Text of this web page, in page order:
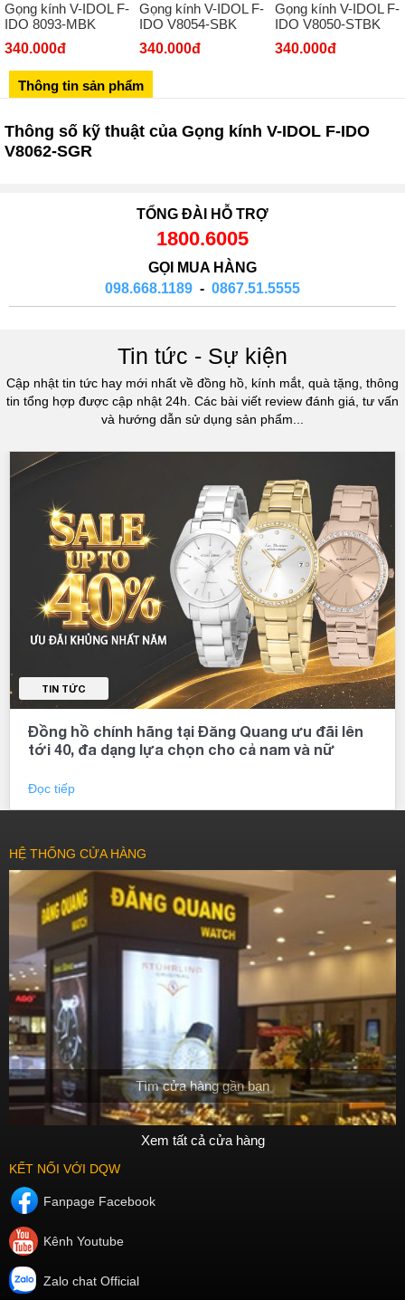
Số 273 Nguyễn Văn Cừ - Long Biên - Hà Nội
02439392490
034 629 9090
Xá, Gia Lâm, Thành phố Hà Nội
Gọng kính V-IDOL F-
IDO 8093-MBK
340.000đ
Gọng kính V-IDOL F-
IDO V8054-SBK
340.000đ
Gọng kính V-IDOL F-
IDO V8050-STBK
340.000đ
Thông tin sản phẩm
Thông số kỹ thuật của Gọng kính V-IDOL F-IDO
V8062-SGR
TỔNG ĐÀI HỖ TRỢ
1800.6005
GỌI MUA HÀNG
098.668.1189 - 0867.51.5555
Tin tức - Sự kiện
Cập nhật tin tức hay mới nhất về đồng hồ, kính mắt, quà tặng, thông
tin tổng hợp được cập nhật 24h. Các bài viết review đánh giá, tư vấn
và hướng dẫn sử dụng sản phẩm...
TIN TỨC
Đồng hồ chính hãng tại Đăng Quang ưu đãi lên
tới 40, đa dạng lựa chọn cho cả nam và nữ
Đọc tiếp
HỆ THỐNG CỬA HÀNG
Tìm cửa hàng gần bạn
Xem tất cả cửa hàng
KẾT NỐI VỚI DQW
Fanpage Facebook
Kênh Youtube
Zalo chat Official